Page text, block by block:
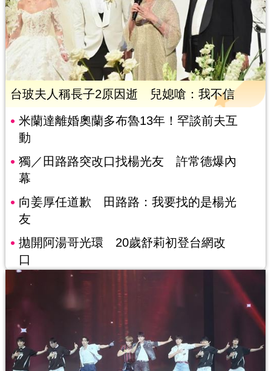
台玻夫人稱長子2原因逝 兒媳嗆：我不信
米蘭達離婚奧蘭多布魯13年！罕談前夫互
動
獨／田路路突改口找楊光友 許常德爆內
幕
向姜厚任道歉 田路路：我要找的是楊光
友
拋開阿湯哥光環 20歲舒莉初登台網改
口